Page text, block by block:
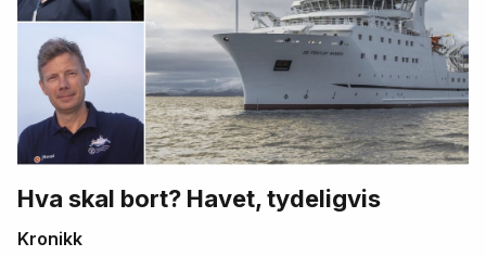
Hva skal bort? Havet, tydeligvis
Kronikk